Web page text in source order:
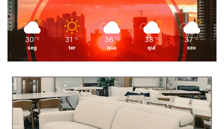
30 ℃
seg
31 ℃
ter
36 ℃
qua
38 ℃
qui
37 ℃
sex